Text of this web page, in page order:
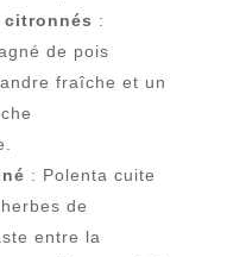
:
de pois
fraîche et un
: Polenta cuite
de
entre la